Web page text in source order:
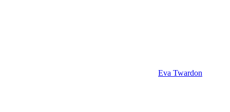
Eva Twardon